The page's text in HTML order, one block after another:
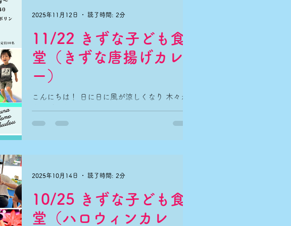
11/22 きずな子ども食
堂（きずな唐揚げカレ
ー）
こんにちは！ 日に日に風が涼しくなり 木々が
ほっと温まる 11月の子ども食堂の申込を開始
ートランポリン ・線つなぎ ▷子ども食堂 飲
カレーライス ・料理長のきまぐれ一品 ・お
持ち帰りお菓子 ※先着25食 ※テイクアウ
ト不可 ※子ども無料/高校生以上300円 ■
2025年11月12日 読了時間: 2分
10/25 きずな子ども食
堂（ハロウィンカレ
2025年10月14日 読了時間: 2分